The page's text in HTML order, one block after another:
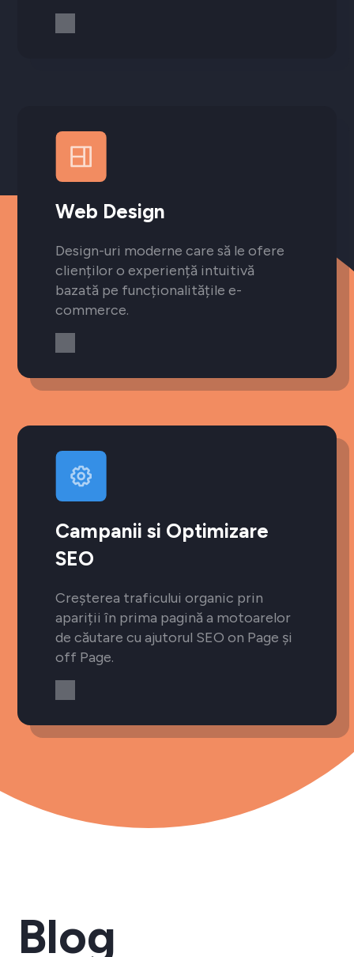
Web Design
Design-uri moderne care să le ofere
clienților o experiență intuitivă
bazată pe funcționalitățile e-
commerce.
Campanii si Optimizare
SEO
Creșterea traficului organic prin
apariții în prima pagină a motoarelor
de căutare cu ajutorul SEO on Page și
off Page.
Blog